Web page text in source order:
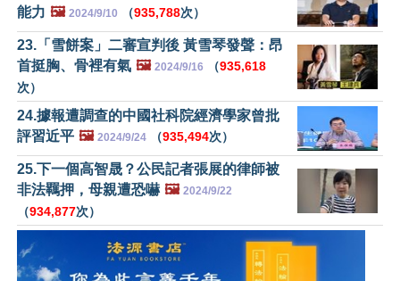
能力 🖼️ 2024/9/10 （935,788次）
23.「雪餅案」二審宣判後 黃雪琴發聲：昂
首挺胸、骨裡有氣 🖼️ 2024/9/16 （935,618
次）
24.據報遭調查的中國社科院經濟學家曾批
評習近平 🖼️ 2024/9/24 （935,494次）
25.下一個高智晟？公民記者張展的律師被
非法羈押，母親遭恐​​嚇 🖼️ 2024/9/22
（934,877次）